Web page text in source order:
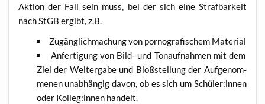
Akti­on der Fall sein muss, bei der sich eine Straf­bar­keit
nach StGB ergibt, z.B.
Zugäng­lich­ma­chung von por­no­gra­fi­schem Material
Anfer­ti­gung von Bild- und Ton­auf­nah­men mit dem
Ziel der Wei­ter­ga­be und Bloß­stel­lung der Auf­ge­nom­
me­nen unab­hän­gig davon, ob es sich um Schüler:innen
oder Kolleg:innen handelt.